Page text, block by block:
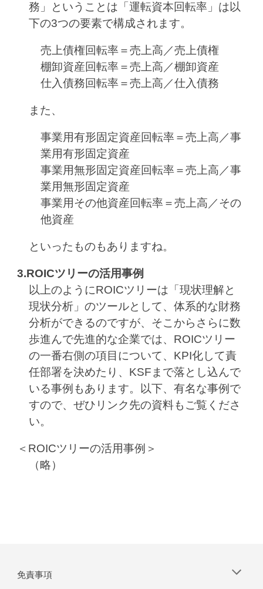
務」ということは「運転資本回転率」は以
下の3つの要素で構成されます。
売上債権回転率＝売上高／売上債権
棚卸資産回転率＝売上高／棚卸資産
仕入債務回転率＝売上高／仕入債務
また、
事業用有形固定資産回転率＝売上高／事
業用有形固定資産
事業用無形固定資産回転率＝売上高／事
業用無形固定資産
事業用その他資産回転率＝売上高／その
他資産
といったものもありますね。
3.ROICツリーの活用事例
以上のようにROICツリーは「現状理解と
現状分析」のツールとして、体系的な財務
分析ができるのですが、そこからさらに数
歩進んで先進的な企業では、ROICツリー
の一番右側の項目について、KPI化して責
任部署を決めたり、KSFまで落とし込んで
いる事例もあります。以下、有名な事例で
すので、ぜひリンク先の資料もご覧くださ
い。
＜ROICツリーの活用事例＞
（略）
免責事項